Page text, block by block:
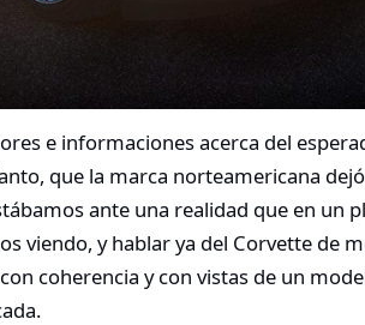
e informaciones acerca del
que la marca norteamericana
ante una realidad que en un
viendo, y hablar ya del Corvette de
coherencia y con vistas de un